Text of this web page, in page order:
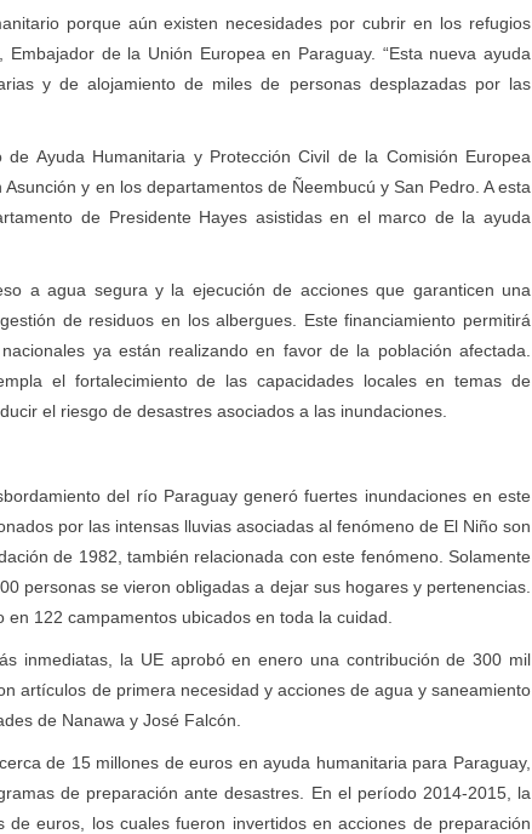
porque aún existen necesidades por cubrir en los refugios
de la Unión Europea en Paraguay. “Esta nueva ayuda
y de alojamiento de miles de personas desplazadas por las
Ayuda Humanitaria y Protección Civil de la Comisión Europea
y en los departamentos de Ñeembucú y San Pedro. A esta
de Presidente Hayes asistidas en el marco de la ayuda
a agua segura y la ejecución de acciones que garanticen una
de residuos en los albergues. Este financiamiento permitirá
ya están realizando en favor de la población afectada.
el fortalecimiento de las capacidades locales en temas de
el riesgo de desastres asociados a las inundaciones.
del río Paraguay generó fuertes inundaciones en este
por las intensas lluvias asociadas al fenómeno de El Niño son
de 1982, también relacionada con este fenómeno. Solamente
personas se vieron obligadas a dejar sus hogares y pertenencias.
122 campamentos ubicados en toda la cuidad.
inmediatas, la UE aprobó en enero una contribución de 300 mil
artículos de primera necesidad y acciones de agua y saneamiento
de Nanawa y José Falcón.
de 15 millones de euros en ayuda humanitaria para Paraguay,
de preparación ante desastres. En el período 2014-2015, la
euros, los cuales fueron invertidos en acciones de preparación